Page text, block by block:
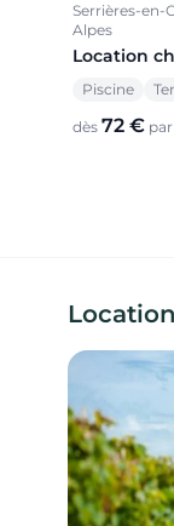
Serrières-en-
Alpes
Location
Piscine
dès 72 €